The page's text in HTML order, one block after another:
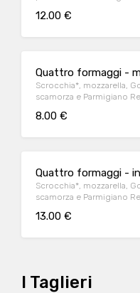
12.00 €
Quattro formaggi -
Scrocchia*, mozzarella,
scamorza e Parmigiano
8.00 €
Quattro formaggi -
Scrocchia*, mozzarella,
scamorza e Parmigiano
13.00 €
I Taglieri